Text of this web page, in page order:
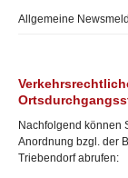
Allgemeine
Nachfolgend können
Anordnung bzgl. der
Triebendorf abrufen: